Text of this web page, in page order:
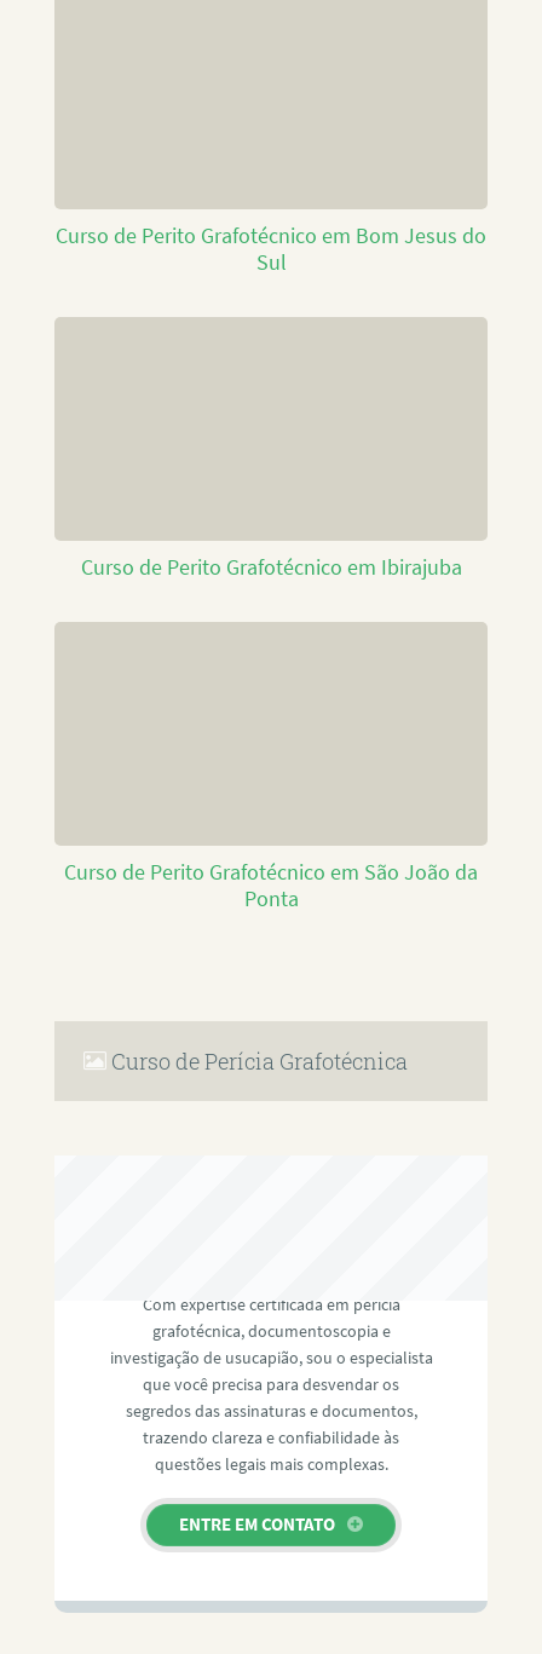
Curso de Perito Grafotécnico em Bom Jesus do
Sul
Curso de Perito Grafotécnico em Ibirajuba
Curso de Perito Grafotécnico em São João da
Ponta
Curso de Perícia Grafotécnica
Com expertise certificada em perícia
grafotécnica, documentoscopia e
investigação de usucapião, sou o especialista
que você precisa para desvendar os
segredos das assinaturas e documentos,
trazendo clareza e confiabilidade às
questões legais mais complexas.
ENTRE EM CONTATO